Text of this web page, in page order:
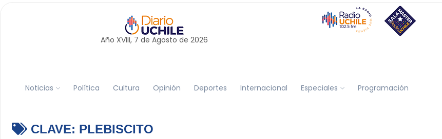
Año XVIII, 7 de Agosto de 2026
Noticias Política Cultura Opinión Deportes Internacional Especiales Programación
CLAVE: PLEBISCITO